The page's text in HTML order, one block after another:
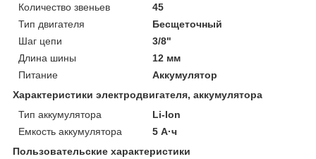
Количество звеньев
45
Тип двигателя
Бесщеточный
Шаг цепи
3/8"
Длина шины
12 мм
Питание
Аккумулятор
Характеристики электродвигателя, аккумулятора
Тип аккумулятора
Li-Ion
Емкость аккумулятора
5 А·ч
Пользовательские характеристики